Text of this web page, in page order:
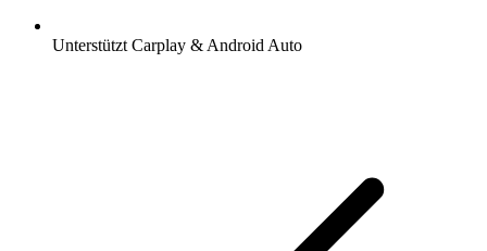
Unterstützt Carplay & Android Auto